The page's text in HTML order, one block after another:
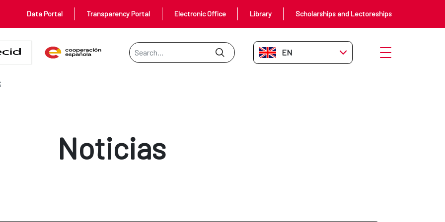
Data Portal Transparency Portal Electronic Office Library Scholarships and Lectoreships
Search Bar
EN-GB Open menu
Noticias